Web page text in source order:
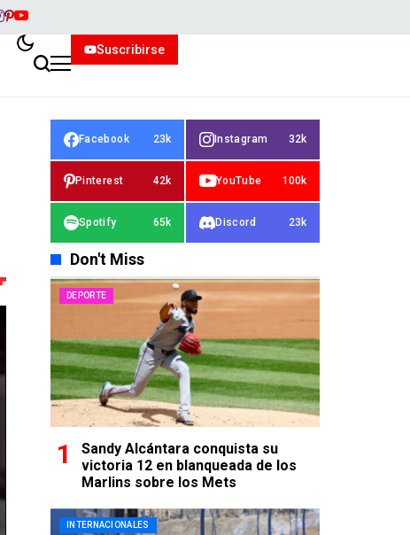
Suscribirse
Facebook 23k Instagram 32k
Pinterest 42k YouTube 100k
Spotify 65k Discord 23k
Don't Miss
DEPORTE
Sandy Alcántara conquista su
victoria 12 en blanqueada de los
Marlins sobre los Mets
INTERNACIONALES